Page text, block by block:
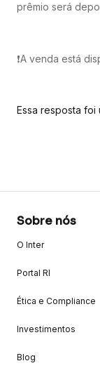
prêmio será
❗️A venda está
Essa resposta foi
Sobre nós
O Inter
Portal RI
Ética e Compliance
Investimentos
Blog